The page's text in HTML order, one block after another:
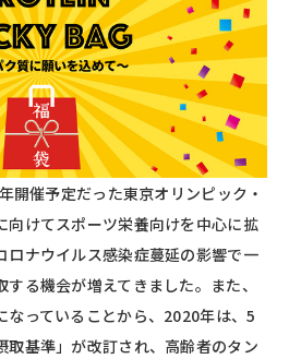
開催予定だった東京オリンピック・
向けてスポーツ栄養向けを中心に拡
ロナウイルス感染症蔓延の影響で一
る機会が増えてきました。また、
なっていることから、2020年は、5
取基準」が改訂され、高齢者のタン